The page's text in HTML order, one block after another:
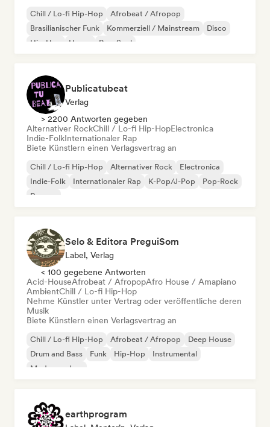
Chill / Lo-fi Hip-Hop
Afrobeat / Afropop
Brasilianischer Funk
Kommerziell / Mainstream
Disco
Hip-Hop
House Pop-Soul
Publicatubeat
Verlag
> 2200 Antworten gegeben
Alternativer RockChill / Lo-fi Hip-HopElectronica
Indie-FolkInternationaler Rap
Biete Künstlern einen Verlagsvertrag an
Chill / Lo-fi Hip-Hop Alternativer Rock
Electronica
Indie-Folk
Internationaler Rap K-Pop/J-Pop
Pop-Rock
Reggae
Selo & Editora PreguiSom
Label, Verlag
< 100 gegebene Antworten
Acid-HouseAfrobeat / AfropopAfro House / Amapiano
AmbientChill / Lo-fi Hip-Hop
Nehme Künstler unter Vertrag oder veröffentliche deren
Musik
Biete Künstlern einen Verlagsvertrag an
Chill / Lo-fi Hip-Hop Afrobeat / Afropop
Deep House
Drum and Bass
Funk Hip-Hop
Instrumental
Moderner Jazz
earthprogram